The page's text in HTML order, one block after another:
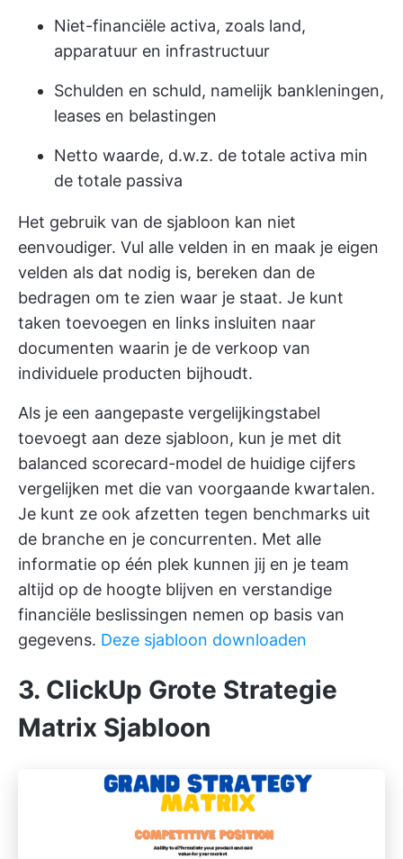
Niet-financiële activa, zoals land,
apparatuur en infrastructuur
Schulden en schuld, namelijk bankleningen,
leases en belastingen
Netto waarde, d.w.z. de totale activa min
de totale passiva
Het gebruik van de sjabloon kan niet
eenvoudiger. Vul alle velden in en maak je eigen
velden als dat nodig is, bereken dan de
bedragen om te zien waar je staat. Je kunt
taken toevoegen en links insluiten naar
documenten waarin je de verkoop van
individuele producten bijhoudt.
Als je een aangepaste vergelijkingstabel
toevoegt aan deze sjabloon, kun je met dit
balanced scorecard-model de huidige cijfers
vergelijken met die van voorgaande kwartalen.
Je kunt ze ook afzetten tegen benchmarks uit
de branche en je concurrenten. Met alle
informatie op één plek kunnen jij en je team
altijd op de hoogte blijven en verstandige
financiële beslissingen nemen op basis van
gegevens. Deze sjabloon downloaden
3. ClickUp Grote Strategie
Matrix Sjabloon